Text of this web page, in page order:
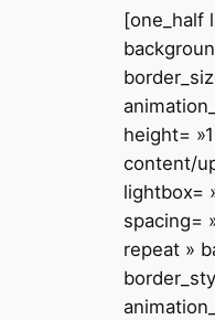
[one_half
height=
content/
lightbox=
spacing=
repeat »